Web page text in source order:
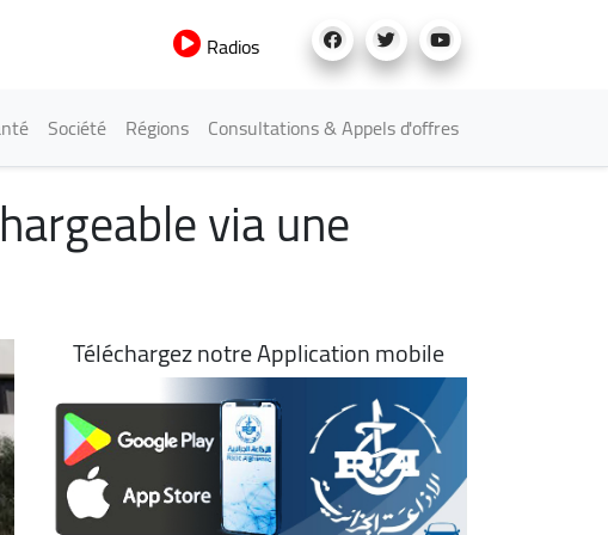
Radios
Société Régions Consultations & Appels d'offres
via une
Téléchargez notre Application mobile